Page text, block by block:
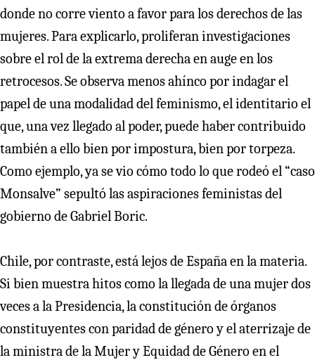
donde no corre viento a favor para los derechos de las
mujeres. Para explicarlo, proliferan investigaciones
sobre el rol de la extrema derecha en auge en los
retrocesos. Se observa menos ahínco por indagar el
papel de una modalidad del feminismo, el identitario el
que, una vez llegado al poder, puede haber contribuido
también a ello bien por impostura, bien por torpeza.
Como ejemplo, ya se vio cómo todo lo que rodeó el “caso
Monsalve” sepultó las aspiraciones feministas del
gobierno de Gabriel Boric.
Chile, por contraste, está lejos de España en la materia.
Si bien muestra hitos como la llegada de una mujer dos
veces a la Presidencia, la constitución de órganos
constituyentes con paridad de género y el aterrizaje de
la ministra de la Mujer y Equidad de Género en el